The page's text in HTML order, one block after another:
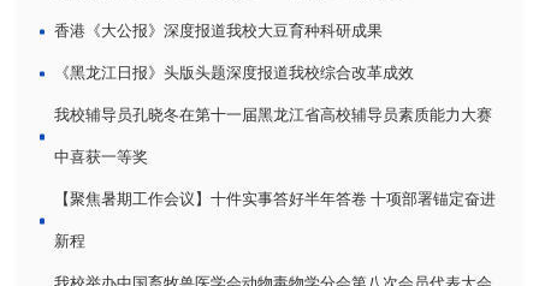
香港《大公报》深度报道我校大豆育种科研成果
《黑龙江日报》头版头题深度报道我校综合改革成效
我校辅导员孔晓冬在第十一届黑龙江省高校辅导员素质能力大赛
中喜获一等奖
【聚焦暑期工作会议】十件实事答好半年答卷 十项部署锚定奋进
新程